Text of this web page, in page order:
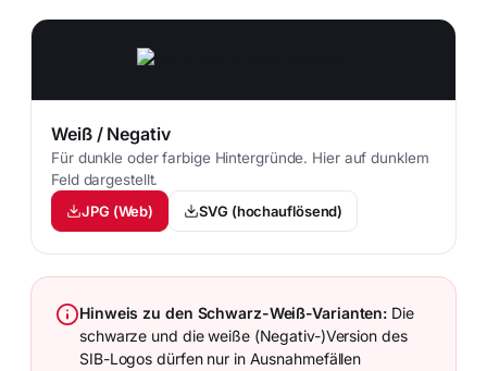
Weiß / Negativ
Für dunkle oder farbige Hintergründe. Hier auf dunklem
Feld dargestellt.
JPG (Web)
SVG (hochauflösend)
Hinweis zu den Schwarz-Weiß-Varianten: Die
schwarze und die weiße (Negativ-)Version des
SIB-Logos dürfen nur in Ausnahmefällen